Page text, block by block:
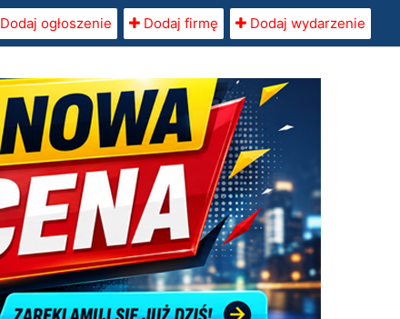
Dodaj ogłoszenie Dodaj firmę Dodaj wydarzenie